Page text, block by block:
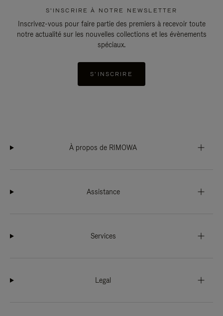
S'INSCRIRE À NOTRE NEWSLETTER
Inscrivez-vous pour faire partie des premiers à recevoir toute
notre actualité sur les nouvelles collections et les évènements
spéciaux.
S'INSCRIRE
À propos de RIMOWA
Assistance
Services
Legal